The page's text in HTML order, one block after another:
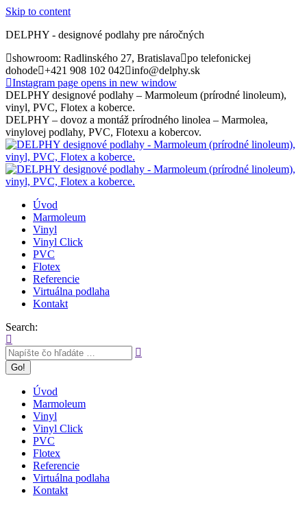
Skip to content
DELPHY - designové podlahy pre náročných
showroom: Radlinského 27, Bratislava
po telefonickej
dohode +421 908 102 042
info@delphy.sk
Instagram page opens in new window
DELPHY designové podlahy – Marmoleum (prírodné linoleum),
vinyl, PVC, Flotex a koberce.
DELPHY – dovoz a montáž prírodného linolea – Marmolea,
vinylovej podlahy, PVC, Flotexu a kobercov.
Úvod
Marmoleum
Vinyl
Vinyl Click
PVC
Flotex
Referencie
Virtuálna podlaha
Kontakt
Search:
Úvod
Marmoleum
Vinyl
Vinyl Click
PVC
Flotex
Referencie
Virtuálna podlaha
Kontakt